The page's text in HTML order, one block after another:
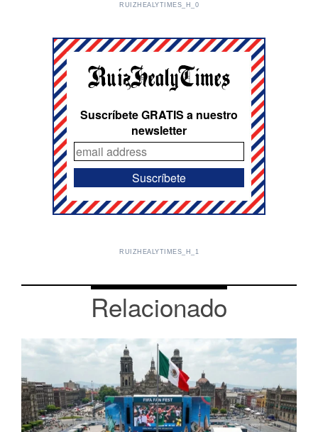
RUIZHEALYTIMES_H_0
Suscríbete GRATIS a nuestro
newsletter
RUIZHEALYTIMES_H_1
Relacionado